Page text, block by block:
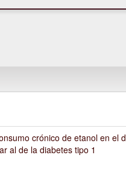
crónico de etanol en el
al de la diabetes tipo 1